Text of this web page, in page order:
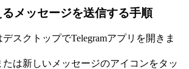
るメッセージを送信する手順
スクトップでTelegramアプリを開きま
は新しいメッセージのアイコンをタッ